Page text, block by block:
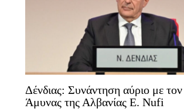
Δένδιας: Συνάντηση αύριο με
Άμυνας της Αλβανίας E. Nufi